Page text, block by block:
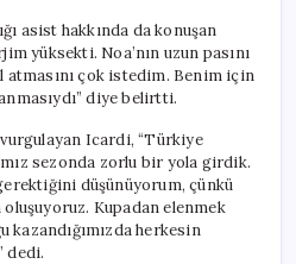
asist hakkında da konuşan
yüksekti. Noa’nın uzun pasını
atmasını çok istedim. Benim için
diye belirtti.
Icardi, “Türkiye
sezonda zorlu bir yola girdik.
gerektiğini düşünüyorum, çünkü
Kupadan elenmek
kazandığımızda herkesin
dedi.